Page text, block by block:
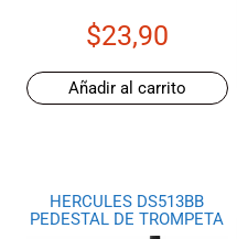
$23,90
Añadir al carrito
HERCULES DS513BB
PEDESTAL DE TROMPETA